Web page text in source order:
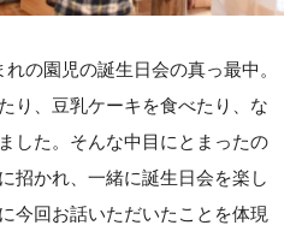
の園児の誕生日会の真っ最中。
り、豆乳ケーキを食べたり、な
した。そんな中目にとまったの
招かれ、一緒に誕生日会を楽し
今回お話いただいたことを体現